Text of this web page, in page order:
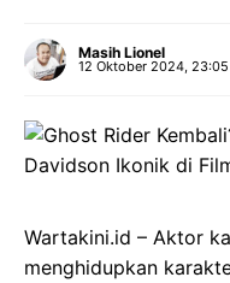
Masih Lionel
12 Oktober 2024, 23:05
Wartakini.id – Aktor
menghidupkan